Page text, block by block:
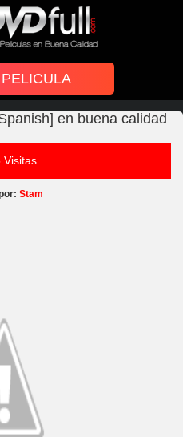
en buena calidad
Visitas
Stam